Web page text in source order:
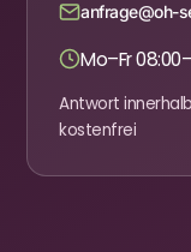
anfrage@oh-
Mo–Fr
Antwort
kostenfrei